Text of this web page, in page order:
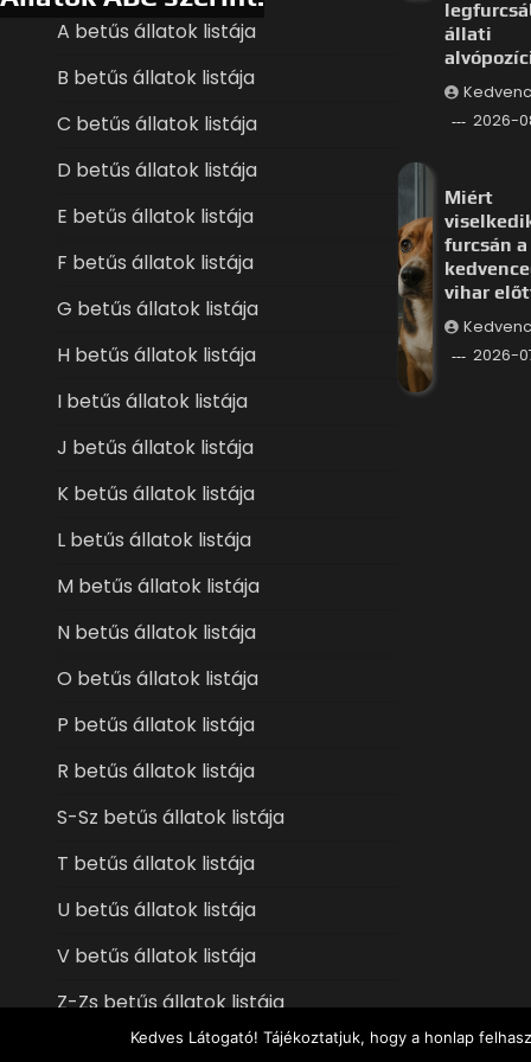
A betűs állatok listája
B betűs állatok listája
C betűs állatok listája
D betűs állatok listája
E betűs állatok listája
F betűs állatok listája
G betűs állatok listája
H betűs állatok listája
I betűs állatok listája
J betűs állatok listája
K betűs állatok listája
L betűs állatok listája
M betűs állatok listája
N betűs állatok listája
O betűs állatok listája
P betűs állatok listája
R betűs állatok listája
S-Sz betűs állatok listája
T betűs állatok listája
U betűs állatok listája
V betűs állatok listája
Z-Zs betűs állatok listája
állati
2026-
Miért
furcsán a
vihar
2026-
Kedves Látogató! Tájékoztatjuk, hogy a honlap